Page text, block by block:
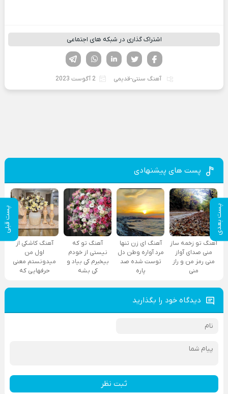
پست بعدی پست قبلی
اشتراک گذاری در شبکه های اجتماعی
لینکدین تویتر
فیسوک
آهنگ سنتی-قدیمی 2 آگوست 2023
پست های پیشنهادی
آهنگ تو زخمه ساز
منی صدای آواز
منی رمز من و راز
منی
آهنگ ای زن تنها
مرد آواره وطن دل
توست شده صد
پاره
آهنگ تو که
نیستی از خودم
بیخبرم کی بیاد و
کی بشه
آهنگ کاشکی از
اول من
میدونستم معنی
حرفهایی که
دیدگاه خود را بگذارید
ثبت نظر